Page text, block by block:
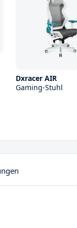
Dxracer AIR
Gaming-Stuhl